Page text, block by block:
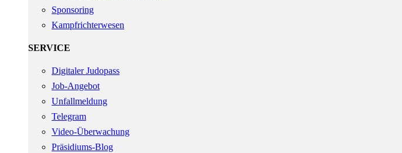
Sponsoring
Kampfrichterwesen
SERVICE
Digitaler Judopass
Job-Angebot
Unfallmeldung
Telegram
Video-Überwachung
Präsidiums-Blog